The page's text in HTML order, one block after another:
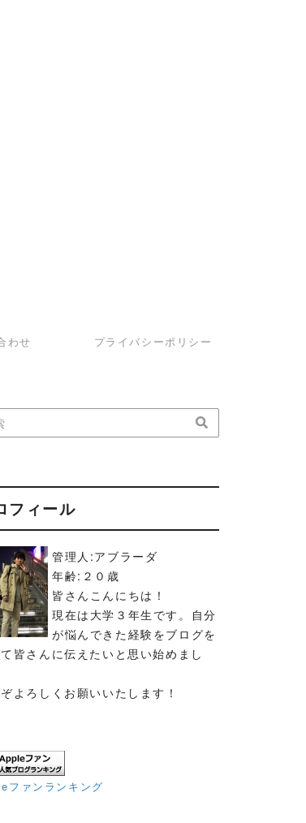
わせ プライバシーポリシー
フィール
管理人:アブラーダ
年齢:２０歳
皆さんこんにちは！
現在は大学３年生です。自分
が悩んできた経験をブログを
皆さんに伝えたいと思い始めまし
よろしくお願いいたします！
ファンランキング